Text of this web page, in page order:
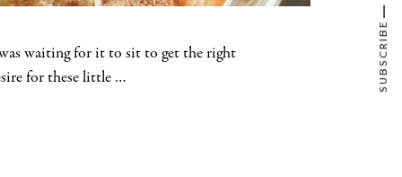
was waiting for it to sit to get the right
for these little …
SUBSCRIBE